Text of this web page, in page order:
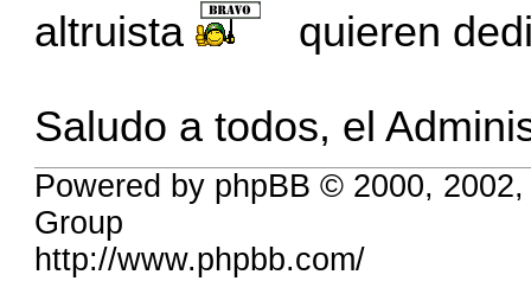
altruista
quieren
Saludo a todos, el
Powered by phpBB © 2000,
Group
http://www.phpbb.com/